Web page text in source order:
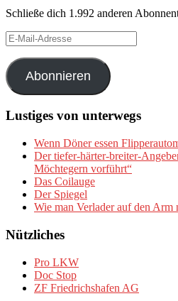
Schließe dich 1.992 anderen
E-
Mail-
Adresse
Abonnieren
Lustiges von unterwegs
Wenn Döner essen
Der tiefer-härter-breiter-
Möchtegern vorführt“
Das Coilauge
Der Spiegel
Wie man Verlader auf den Arm
Nützliches
Pro LKW
Doc Stop
ZF Friedrichshafen AG